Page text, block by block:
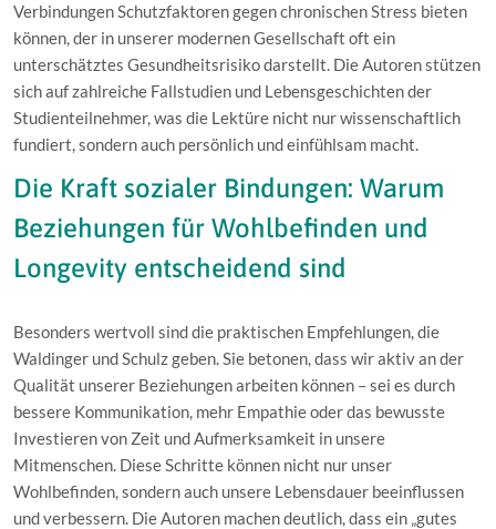
Verbindungen Schutzfaktoren gegen chronischen Stress bieten
können, der in unserer modernen Gesellschaft oft ein
unterschätztes Gesundheitsrisiko darstellt. Die Autoren stützen
sich auf zahlreiche Fallstudien und Lebensgeschichten der
Studienteilnehmer, was die Lektüre nicht nur wissenschaftlich
fundiert, sondern auch persönlich und einfühlsam macht.
Die Kraft sozialer Bindungen: Warum
Beziehungen für Wohlbefinden und
Longevity entscheidend sind
Besonders wertvoll sind die praktischen Empfehlungen, die
Waldinger und Schulz geben. Sie betonen, dass wir aktiv an der
Qualität unserer Beziehungen arbeiten können – sei es durch
bessere Kommunikation, mehr Empathie oder das bewusste
Investieren von Zeit und Aufmerksamkeit in unsere
Mitmenschen. Diese Schritte können nicht nur unser
Wohlbefinden, sondern auch unsere Lebensdauer beeinflussen
und verbessern. Die Autoren machen deutlich, dass ein „gutes